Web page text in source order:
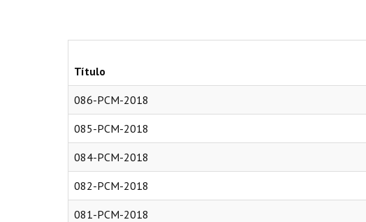
Título
086-PCM-2018
085-PCM-2018
084-PCM-2018
082-PCM-2018
081-PCM-2018